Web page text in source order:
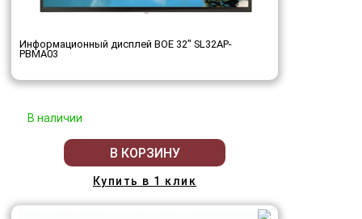
Информационный дисплей BOE 32" SL32AP-
PBMA03
В наличии
В КОРЗИНУ
Купить в 1 клик